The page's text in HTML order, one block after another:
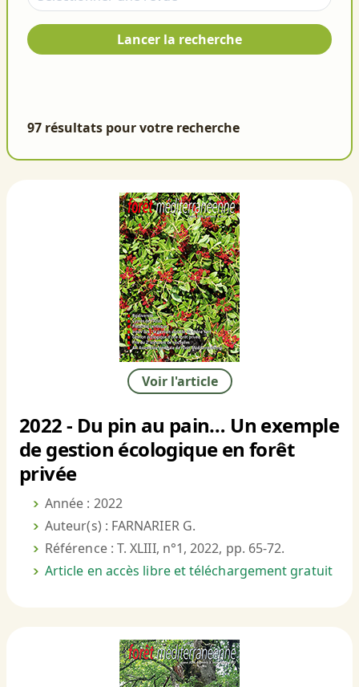
Lancer la recherche
97 résultats pour votre recherche
Voir l'article
2022 - Du pin au pain… Un exemple
de gestion écologique en forêt
privée
Année : 2022
Auteur(s) : FARNARIER G.
Référence : T. XLIII, n°1, 2022, pp. 65-72.
Article en accès libre et téléchargement gratuit